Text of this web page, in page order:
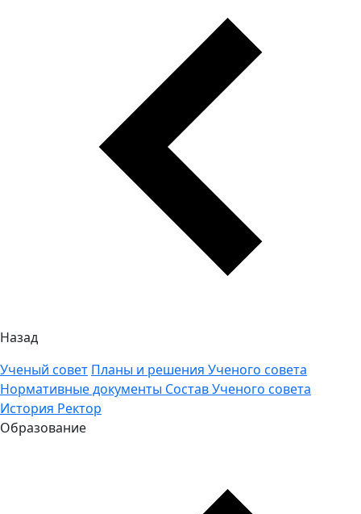
Назад
Ученый совет Планы и решения Ученого совета
Нормативные документы Состав Ученого совета
История Ректор
Образование